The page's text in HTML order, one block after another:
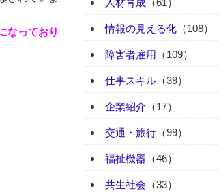
なっており
人材育成 （61）
情報の見える化 （108）
障害者雇用 （109）
仕事スキル （39）
企業紹介 （17）
交通・旅行 （99）
福祉機器 （46）
共生社会 （33）